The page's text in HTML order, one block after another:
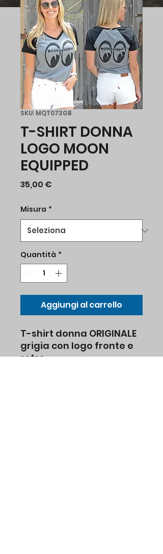
SKU: MQT073GB
T-SHIRT DONNA
LOGO MOON
EQUIPPED
35,00 €
Misura *
Quantità *
Aggiungi al carrello
T-shirt donna ORIGINALE
grigia con logo fronte e
retro